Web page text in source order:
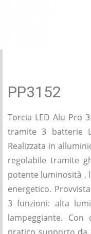
PP3152
Torcia LED Alu Pro
tramite 3 batterie
Realizzata in
regolabile tramite
potente luminosità ,
energetico.
3 funzioni: alta
lampeggiante.